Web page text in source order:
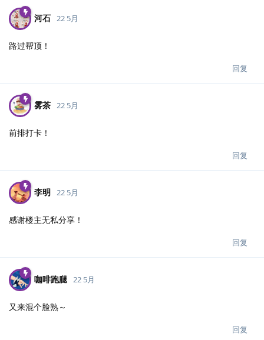
河石 22 5月
路过帮顶！
回复
雾茶 22 5月
前排打卡！
回复
李明 22 5月
感谢楼主无私分享！
回复
咖啡跑腿 22 5月
又来混个脸熟～
回复